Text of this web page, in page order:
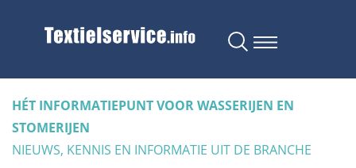
HÉT INFORMATIEPUNT VOOR WASSERIJEN EN
STOMERIJEN
NIEUWS, KENNIS EN INFORMATIE UIT DE BRANCHE